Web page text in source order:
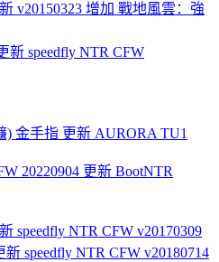
v20150323 增加 戰地風雲：強
speedfly NTR CFW
) 金手指 更新 AURORA TU1
20220904 更新 BootNTR
speedfly NTR CFW v20170309
speedfly NTR CFW v20180714